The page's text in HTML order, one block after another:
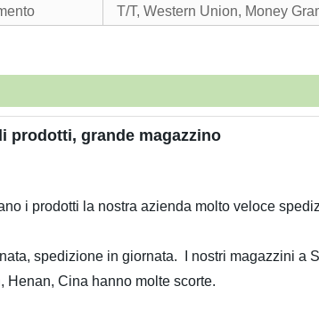
T/T, Western Union, Money
prodotti, grande magazzino
i prodotti la nostra azienda molto veloce
spedizione in giornata. I nostri magazzini a
Henan, Cina hanno molte scorte.